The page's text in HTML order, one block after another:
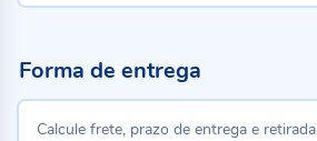
Forma de entrega
Calcule frete, prazo de entrega e retirada